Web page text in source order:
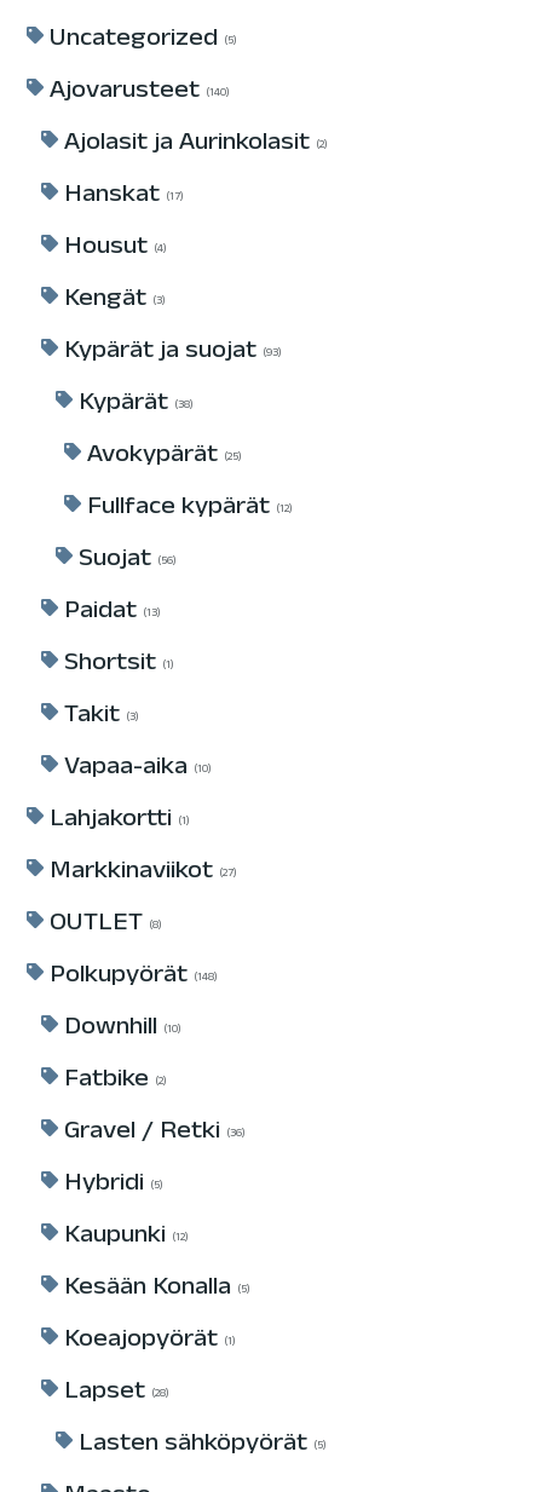
Uncategorized 5
Ajovarusteet 140
Ajolasit ja Aurinkolasit 2
Hanskat 17
Housut 4
Kengät 3
Kypärät ja suojat 93
Kypärät 38
Avokypärät 25
Fullface kypärät 12
Suojat 56
Paidat 13
Shortsit 1
Takit 3
Vapaa-aika 10
Lahjakortti 1
Markkinaviikot 27
OUTLET 8
Polkupyörät 148
Downhill 10
Fatbike 2
Gravel / Retki 36
Hybridi 5
Kaupunki 12
Kesään Konalla 5
Koeajopyörät 1
Lapset 28
Lasten sähköpyörät 5